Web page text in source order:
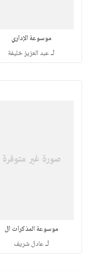
موسوعة الإداري
لـعبد العزيز خليفة
موسوعة المذكرات ال
لـعادل شريف